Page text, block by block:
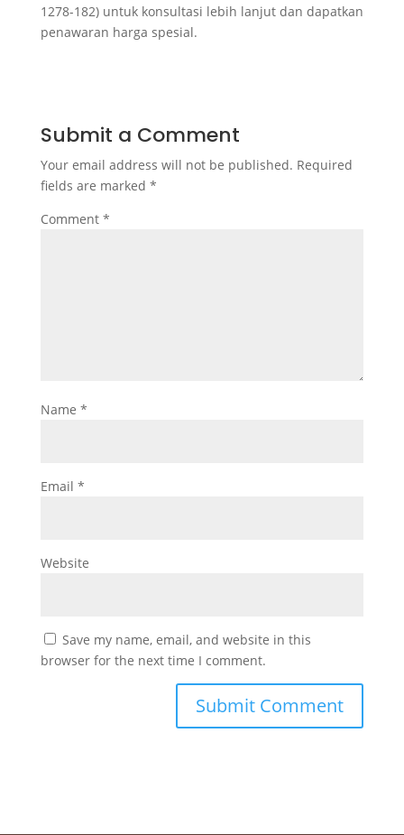
1278-182)untuk konsultasi lebih lanjut dan dapatkan
penawaran harga spesial.
Submit a Comment
Your email address will not be published. Required
fields are marked *
Comment *
Name *
Email *
Website
Save my name, email, and website in this
browser for the next time I comment.